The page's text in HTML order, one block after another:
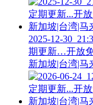
2025-12-
期更新…开放
新加坡|台湾|